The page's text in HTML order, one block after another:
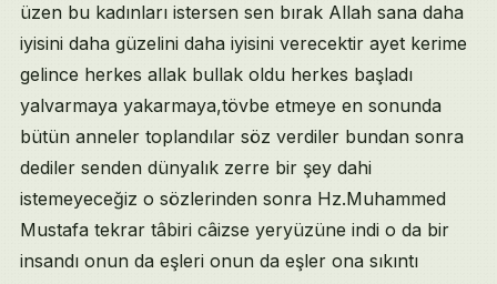
üzen bu kadınları istersen sen bırak Allah sana daha
iyisini daha güzelini daha iyisini verecektir ayet kerime
gelince herkes allak bullak oldu herkes başladı
yalvarmaya yakarmaya,tövbe etmeye en sonunda
bütün anneler toplandılar söz verdiler bundan sonra
dediler senden dünyalık zerre bir şey dahi
istemeyeceğiz o sözlerinden sonra Hz.Muhammed
Mustafa tekrar tâbiri câizse yeryüzüne indi o da bir
insandı onun da eşleri onun da eşler ona sıkıntı